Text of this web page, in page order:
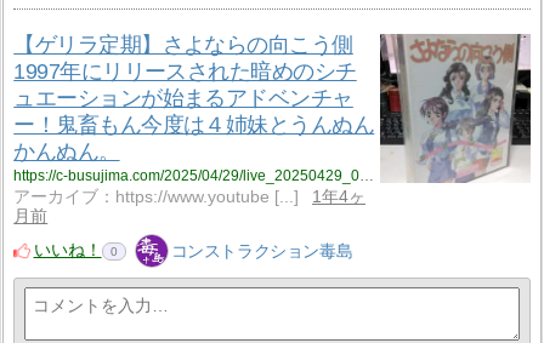
【ゲリラ定期】さよならの向こう側
1997年にリリースされた暗めのシチ
ュエーションが始まるアドベンチャ
ー！鬼畜もん今度は４姉妹とうんぬん
かんぬん。
https://c-busujima.com/2025/04/29/live_20250429_002/
アーカイブ：https://www.youtube [...]
1年4ヶ
月前
いいね！
0 コンストラクション毒島